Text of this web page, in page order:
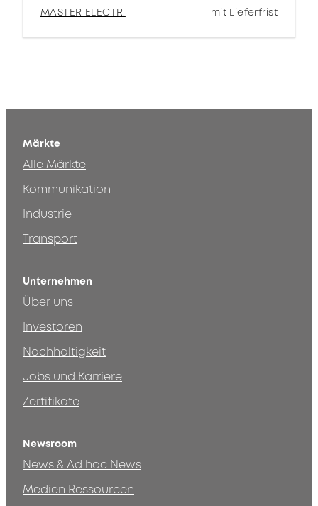
MASTER ELECTR.
mit Lieferfrist
Märkte
Alle Märkte
Kommunikation
Industrie
Transport
Unternehmen
Über uns
Investoren
Nachhaltigkeit
Jobs und Karriere
Zertifikate
Newsroom
News & Ad hoc News
Medien Ressourcen